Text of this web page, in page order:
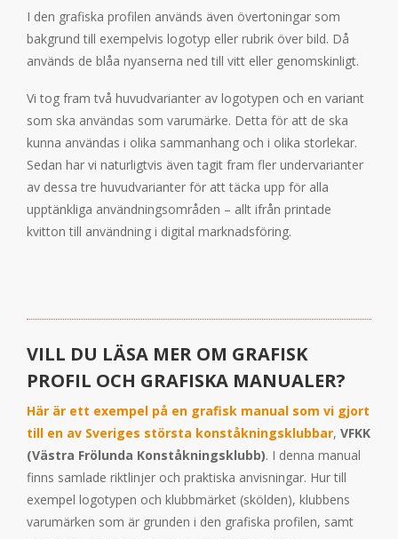
I den grafiska profilen används även övertoningar som
bakgrund till exempelvis logotyp eller rubrik över bild. Då
används de blåa nyanserna ned till vitt eller genomskinligt.
Vi tog fram två huvudvarianter av logotypen och en variant
som ska användas som varumärke. Detta för att de ska
kunna användas i olika sammanhang och i olika storlekar.
Sedan har vi naturligtvis även tagit fram fler undervarianter
av dessa tre huvudvarianter för att täcka upp för alla
upptänkliga användningsområden – allt ifrån printade
kvitton till användning i digital marknadsföring.
VILL DU LÄSA MER OM GRAFISK
PROFIL OCH GRAFISKA MANUALER?
Här är ett exempel på en grafisk manual som vi gjort
till en av Sveriges största konståkningsklubbar, VFKK
(Västra Frölunda Konståkningsklubb). I denna manual
finns samlade riktlinjer och praktiska anvisningar. Hur till
exempel logotypen och klubbmärket (skölden), klubbens
varumärken som är grunden i den grafiska profilen, samt